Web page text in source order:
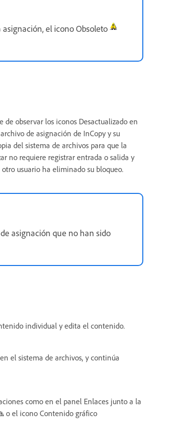
el icono Obsoleto
observar los iconos Desactualizado en
de asignación de InCopy y su
del sistema de archivos para que la
no requiere registrar entrada o salida y
usuario ha eliminado su bloqueo.
asignación que no han sido
individual y edita el contenido.
el sistema de archivos, y continúa
como en el panel Enlaces junto a la
o el icono Contenido gráfico